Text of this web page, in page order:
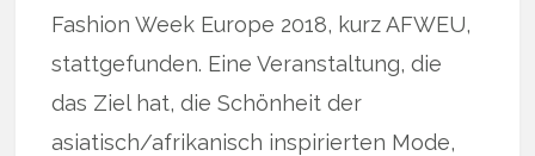
Fashion Week Europe 2018, kurz AFWEU,
stattgefunden. Eine Veranstaltung, die
das Ziel hat, die Schönheit der
asiatisch/afrikanisch inspirierten Mode,